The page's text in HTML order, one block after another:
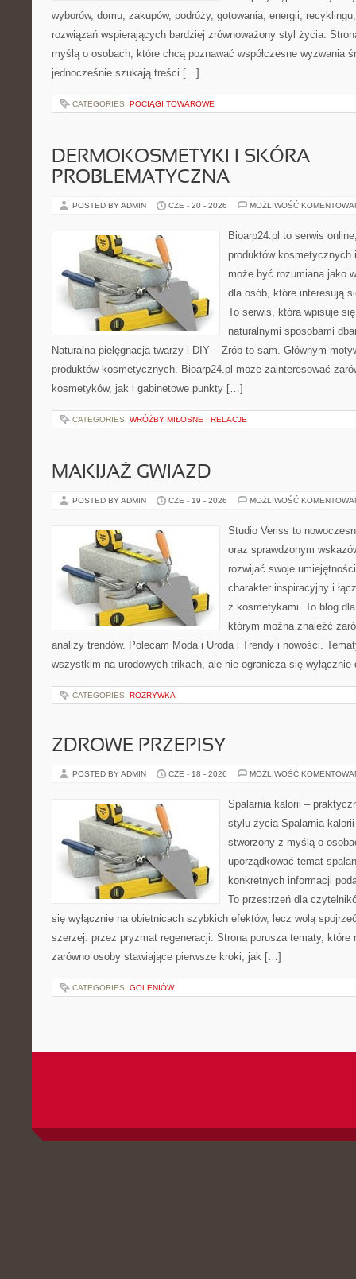
wyborów, domu, zakupów, podróży, gotowania, energii,
rozwiązań wspierających bardziej zrównoważony styl życia.
myślą o osobach, które chcą poznawać współczesne wyzwania
jednocześnie szukają treści […]
CATEGORIES: POCIĄGI TOWAROWE
DERMOKOSMETYKI I SKÓRA
PROBLEMATYCZNA
POSTED BY ADMIN CZE - 20 - 2026 MOŻLIWOŚĆ
Bioarp24.pl to serwis
produktów kosmetycznych
może być rozumiana jako
dla osób, które interesują
To serwis, która wpisuje
naturalnymi sposobami
Naturalna pielęgnacja twarzy i DIY – Zrób to sam. Głównym
produktów kosmetycznych. Bioarp24.pl może zainteresować
kosmetyków, jak i gabinetowe punkty […]
CATEGORIES: WRÓŻBY MIŁOSNE I RELACJE
MAKIJAŻ GWIAZD
POSTED BY ADMIN CZE - 19 - 2026 MOŻLIWOŚĆ
Studio Veriss to
oraz sprawdzonym
rozwijać swoje
charakter inspiracyjny i
z kosmetykami. To blog
którym można znaleźć
analizy trendów. Polecam Moda i Uroda i Trendy i nowości.
wszystkim na urodowych trikach, ale nie ogranicza się
CATEGORIES: ROZRYWKA
ZDROWE PRZEPISY
POSTED BY ADMIN CZE - 18 - 2026 MOŻLIWOŚĆ
Spalarnia kalorii –
stylu życia Spalarnia
stworzony z myślą o
uporządkować temat
konkretnych informacji
To przestrzeń dla
się wyłącznie na obietnicach szybkich efektów, lecz wolą
szerzej: przez pryzmat regeneracji. Strona porusza tematy, które
zarówno osoby stawiające pierwsze kroki, jak […]
CATEGORIES: GOLENIÓW